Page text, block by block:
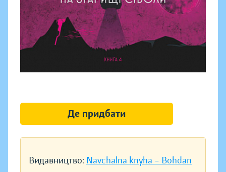
Видавництво: Navchalna knyha – Bohdan
Де придбати